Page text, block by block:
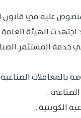
اجتهدت الهيئة
خدمة المستثمر
بالمعاملات
.
الكويتية .